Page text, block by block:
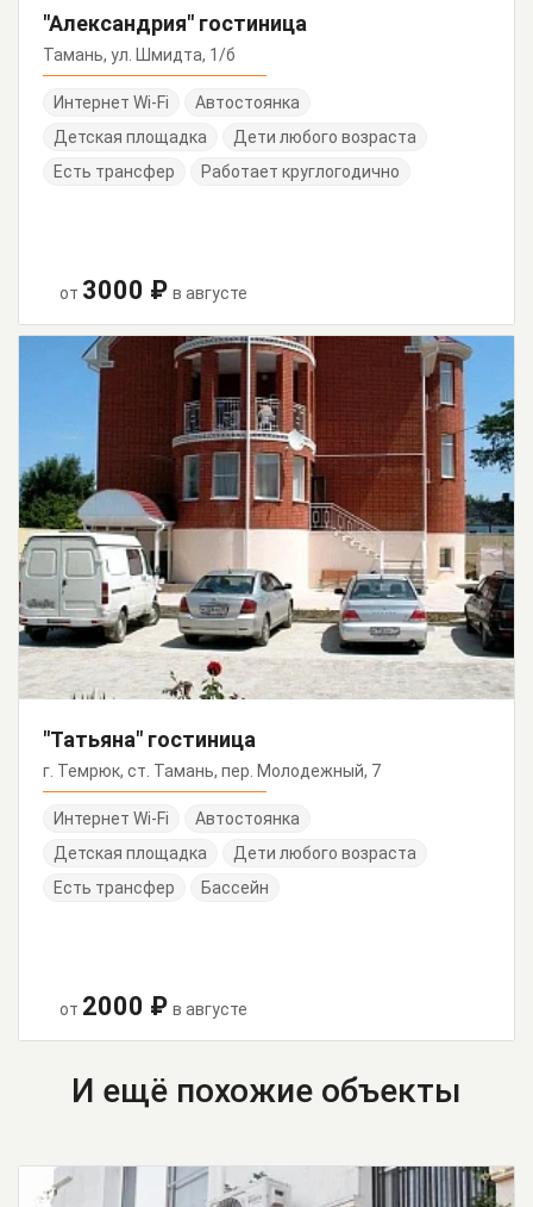
"Александрия" гостиница
Тамань, ул. Шмидта, 1/б
Интернет Wi-Fi
Автостоянка
Детская площадка
Дети любого возраста
Есть трансфер
Работает круглогодично
от 3000 ₽ в августе
"Татьяна" гостиница
г. Темрюк, ст. Тамань, пер. Молодежный, 7
Интернет Wi-Fi
Автостоянка
Детская площадка
Дети любого возраста
Есть трансфер
Бассейн
от 2000 ₽ в августе
И ещё похожие объекты